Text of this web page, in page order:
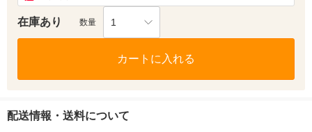
在庫あり 数量 1
カートに入れる
配送情報・送料について